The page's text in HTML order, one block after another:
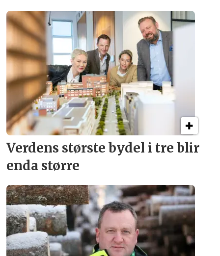
Verdens største bydel i tre blir
enda større